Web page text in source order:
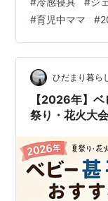
め ✅ 毎晩の普段
よく、寝返りの
に悪い夜だけ →
注意） ✅ 月齢
子ども向け冷感
の仕組みを知る
#育児中ママ #
ひだまり暮ら
【2026年】
祭り・花火大